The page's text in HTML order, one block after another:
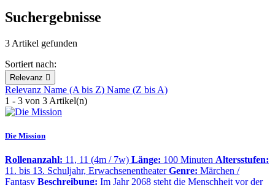
Suchergebnisse
3 Artikel gefunden
Sortiert nach:
Relevanz 
Relevanz Name (A bis Z) Name (Z bis A)
1 - 3 von 3 Artikel(n)
Die Mission
Rollenanzahl: 11, 11 (4m / 7w) Länge: 100 Minuten Altersstufen:
11. bis 13. Schuljahr, Erwachsenentheater Genre: Märchen /
Fantasy Beschreibung: Im Jahr 2068 steht die Menschheit vor der